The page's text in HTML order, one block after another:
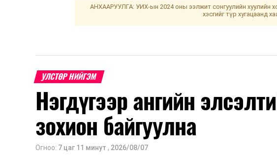
АНХААРУУЛГА: УИХ-ын 2024 оны ээлжит сонгуулийн хуулийн
хэсгийг түр хугацаанд
УЛСТӨР НИЙГЭМ
Нэгдүгээр ангийн
зохион байгуулна
Огноо: 7 цаг 11 минут , 2026/08/07